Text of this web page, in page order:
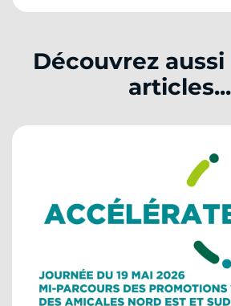
Découvrez aussi
articles...